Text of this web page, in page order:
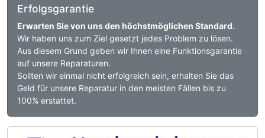
Erfolgsgarantie
Erwarten Sie von uns den höchstmöglichen Standard.
Wir haben uns zum Ziel gesetzt jedes Problem zu lösen.
Aus diesem Grund geben wir Ihnen eine Funktionsgarantie
auf unsere Reparaturen.
Sollten wir einmal nicht erfolgreich sein, erhalten Sie das
Geld für unsere Reparatur in den meisten Fällen bis zu
100% erstattet.